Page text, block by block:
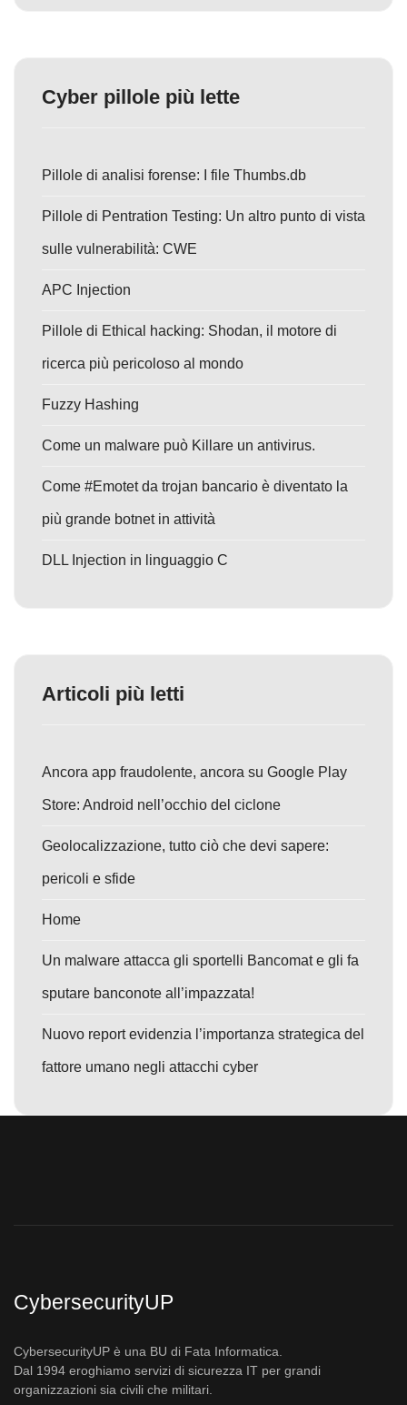
Cyber pillole più lette
Pillole di analisi forense: I file Thumbs.db
Pillole di Pentration Testing: Un altro punto di vista
sulle vulnerabilità: CWE
APC Injection
Pillole di Ethical hacking: Shodan, il motore di
ricerca più pericoloso al mondo
Fuzzy Hashing
Come un malware può Killare un antivirus.
Come #Emotet da trojan bancario è diventato la
più grande botnet in attività
DLL Injection in linguaggio C
Articoli più letti
Ancora app fraudolente, ancora su Google Play
Store: Android nell’occhio del ciclone
Geolocalizzazione, tutto ciò che devi sapere:
pericoli e sfide
Home
Un malware attacca gli sportelli Bancomat e gli fa
sputare banconote all’impazzata!
Nuovo report evidenzia l’importanza strategica del
fattore umano negli attacchi cyber
CybersecurityUP
CybersecurityUP è una BU di Fata Informatica.
Dal 1994 eroghiamo servizi di sicurezza IT per grandi
organizzazioni sia civili che militari.